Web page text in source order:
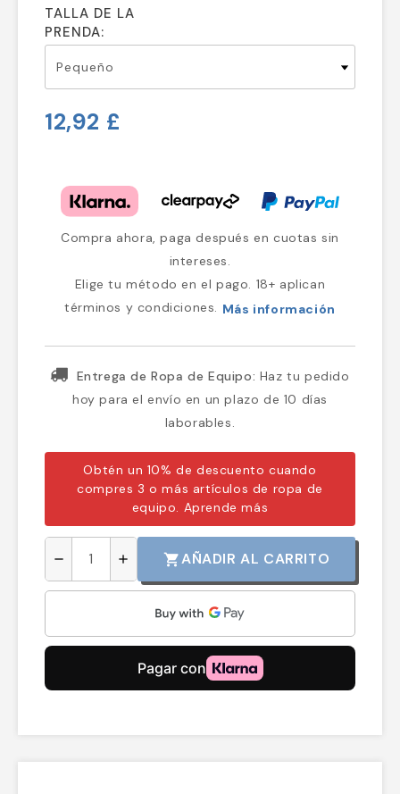
TALLA DE LA
PRENDA:
12,92 £
Compra ahora, paga después en cuotas sin
intereses.
Elige tu método en el pago. 18+ aplican
términos y condiciones. Más información
Entrega de Ropa de Equipo: Haz tu pedido
hoy para el envío en un plazo de 10 días
laborables.
Obtén un 10% de descuento cuando
compres 3 o más artículos de ropa de
equipo. Aprende más
remove add shopping_cartAÑADIR AL CARRITO